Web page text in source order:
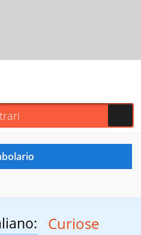
Curiose